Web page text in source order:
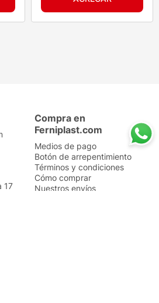
17
Compra en
Ferniplast.com
Medios de pago
Botón de arrepentimiento
Términos y condiciones
Cómo comprar
Nuestros envíos